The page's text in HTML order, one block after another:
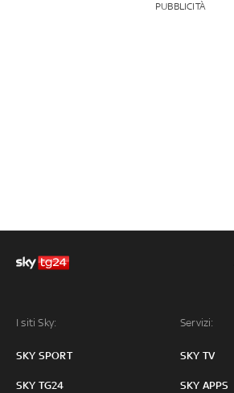
PUBBLICITÀ
I siti Sky:
SKY SPORT
SKY TG24
Servizi:
SKY TV
SKY APPS